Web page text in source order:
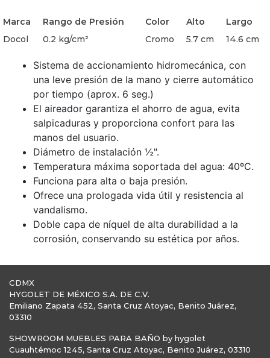
Marca Rango de Presión Color Alto
Largo
Docol
0.2 kg/cm² Cromo 5.7 cm 14.6 cm
Sistema de accionamiento hidromecánica, con
una leve presión de la mano y cierre automático
por tiempo (aprox. 6 seg.)
El aireador garantiza el ahorro de agua, evita
salpicaduras y proporciona confort para las
manos del usuario.
Diámetro de instalación ½".
Temperatura máxima soportada del agua: 40ºC.
Funciona para alta o baja presión.
Ofrece una prologada vida útil y resistencia al
vandalismo.
Doble capa de níquel de alta durabilidad a la
corrosión, conservando su estética por años.
CDMX
HYGOLET DE MÉXICO S.A. DE C.V.
Emiliano Zapata 452, Santa Cruz Atoyac, Benito Juárez,
03310
SHOWROOM MUEBLES PARA BAÑO by hygolet
Cuauhtémoc 1245, Santa Cruz Atoyac, Benito Juárez, 03310